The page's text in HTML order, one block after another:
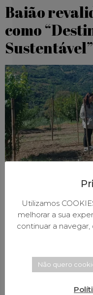
Baião
como
Sustentável”
No dia 3 de junho,
português
Sustentável”,
“Galardão Prata”
internacionalmente
entidade criada com
Unidas, do Programa
Utilizamos
melhorar a sua
continuar a
Não quero